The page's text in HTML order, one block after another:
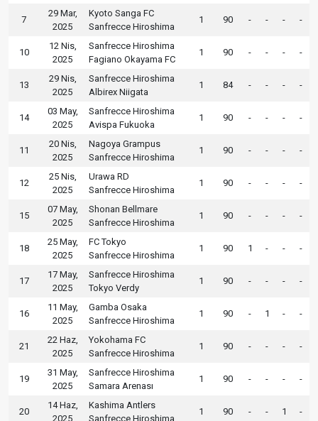
7
29 Mar,
2025
Kyoto Sanga FC
Sanfrecce Hiroshima
1 90 - - - -
10
12 Nis,
2025
Sanfrecce Hiroshima
Fagiano Okayama FC
1 90 - - - -
13
29 Nis,
2025
Sanfrecce Hiroshima
Albirex Niigata
1 84 - - - -
14
03 May,
2025
Sanfrecce Hiroshima
Avispa Fukuoka
1 90 - - - -
11
20 Nis,
2025
Nagoya Grampus
Sanfrecce Hiroshima
1 90 - - - -
12
25 Nis,
2025
Urawa RD
Sanfrecce Hiroshima
1 90 - - - -
15
07 May,
2025
Shonan Bellmare
Sanfrecce Hiroshima
1 90 - - - -
18
25 May,
2025
FC Tokyo
Sanfrecce Hiroshima
1 90 1 - - -
17
17 May,
2025
Sanfrecce Hiroshima
Tokyo Verdy
1 90 - - - -
16
11 May,
2025
Gamba Osaka
Sanfrecce Hiroshima
1 90 - 1 - -
21
22 Haz,
2025
Yokohama FC
Sanfrecce Hiroshima
1 90 - - - -
19
31 May,
2025
Sanfrecce Hiroshima
Samara Arenası
1 90 - - - -
20
14 Haz,
2025
Kashima Antlers
Sanfrecce Hiroshima
1 90 - - 1 -